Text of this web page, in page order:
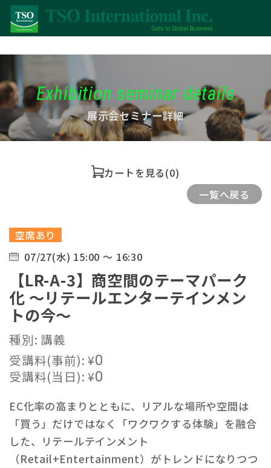
Exhibition seminar details
展示会セミナー詳細
カートを見る(0)
一覧へ戻る
空席あり
07/27(水) 15:00 ～ 16:30
【LR-A-3】商空間のテーマパーク
化 〜リテールエンターテインメン
トの今〜
種別: 講義
受講料(事前):¥0
受講料(当日):¥0
EC化率の高まりとともに、リアルな場所や空間は
「買う」だけではなく「ワクワクする体験」を融合
した、リテールテインメント
（Retail+Entertainment）がトレンドになりつつ